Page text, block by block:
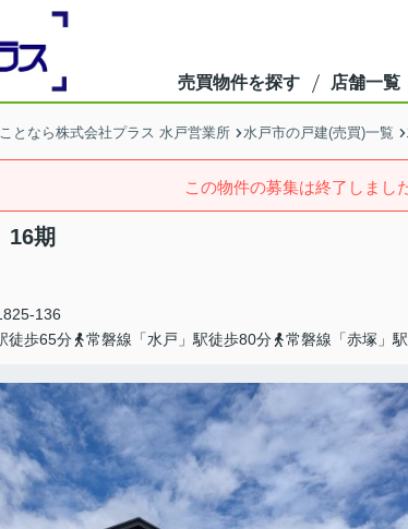
売買物件を探す 店舗一覧
となら株式会社プラス 水戸営業所 水戸市の戸建(売買)一覧
この物件の募集は終了しました
期
136
徒歩65分
常磐線「水戸」駅徒歩80分 常磐線「赤塚」